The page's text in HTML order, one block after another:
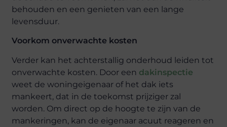
behouden en een genieten van een lange
levensduur.
Voorkom onverwachte kosten
Verder kan het achterstallig onderhoud leiden tot
onverwachte kosten. Door een dakinspectie
weet de woningeigenaar of het dak iets
mankeert, dat in de toekomst prijziger zal
worden. Om direct op de hoogte te zijn van de
mankeringen, kan de eigenaar acuut reageren en